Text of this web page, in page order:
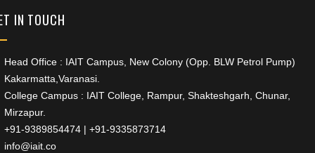
IN TOUCH
Head Office : IAIT Campus, New Colony (Opp. BLW Petrol Pump)
Kakarmatta,Varanasi.
College Campus : IAIT College, Rampur, Shakteshgarh, Chunar,
Mirzapur.
+91-9389854474 | +91-9335873714
info@iait.co